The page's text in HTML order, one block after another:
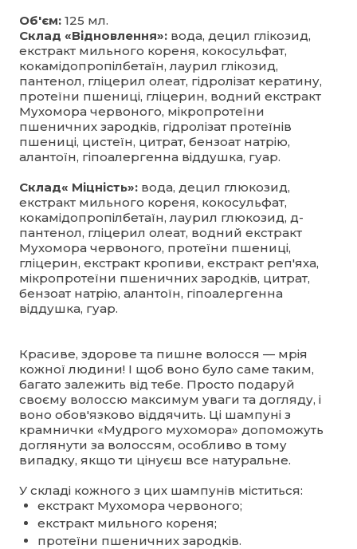
Об'єм: 125 мл.
Склад «Відновлення»: вода, децил глікозид,
екстракт мильного кореня, кокосульфат,
кокамідопропілбетаїн, лаурил глікозид,
пантенол, гліцерил олеат, гідролізат кератину,
протеїни пшениці, гліцерин, водний екстракт
Мухомора червоного, мікропротеїни
пшеничних зародків, гідролізат протеїнів
пшениці, цистеїн, цитрат, бензоат натрію,
алантоїн, гіпоалергенна віддушка, гуар.
Склад« Міцність»: вода, децил глюкозид,
екстракт мильного кореня, кокосульфат,
кокамідопропілбетаїн, лаурил глюкозид, д-
пантенол, гліцерил олеат, водний екстракт
Мухомора червоного, протеїни пшениці,
гліцерин, екстракт кропиви, екстракт реп'яха,
мікропротеїни пшеничних зародків, цитрат,
бензоат натрію, алантоїн, гіпоалергенна
віддушка, гуар.
Красиве, здорове та пишне волосся — мрія
кожної людини! І щоб воно було саме таким,
багато залежить від тебе. Просто подаруй
своєму волоссю максимум уваги та догляду, і
воно обов'язково віддячить. Ці шампуні з
крамнички «Мудрого мухомора» допоможуть
доглянути за волоссям, особливо в тому
випадку, якщо ти цінуєш все натуральне.
У складі кожного з цих шампунів міститься:
екстракт Мухомора червоного;
екстракт мильного кореня;
протеїни пшеничних зародків.